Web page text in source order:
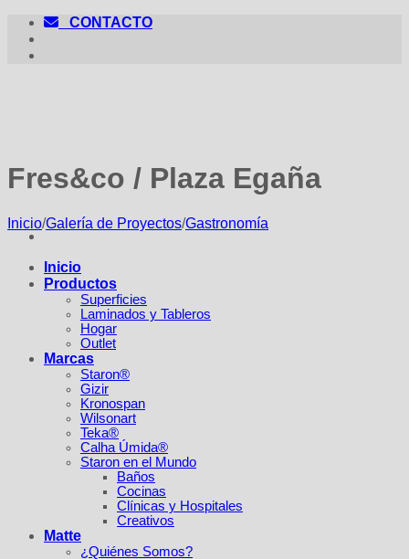
Saltar
contenido
CONTACTO
Inicio
Productos
Superficies
Laminados y Tableros
Hogar
Outlet
Marcas
Staron®
Gizir
Kronospan
Wilsonart
Teka®
Calha Úmida®
Staron en el Mundo
Baños
Cocinas
Clínicas y Hospitales
Creativos
Matte
¿Quiénes Somos?
Fres&co / Plaza Egaña
Inicio/Galería de Proyectos/Gastronomía